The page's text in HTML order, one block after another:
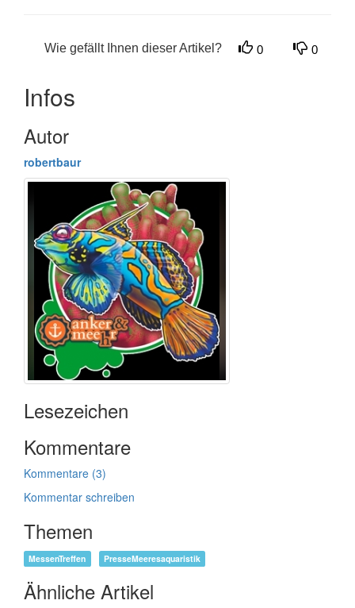
Wie gefällt Ihnen dieser Artikel? 0 0
Infos
Autor
robertbaur
Lesezeichen
Kommentare
Kommentare (3)
Kommentar schreiben
Themen
MessenTreffen PresseMeeresaquaristik
Ähnliche Artikel